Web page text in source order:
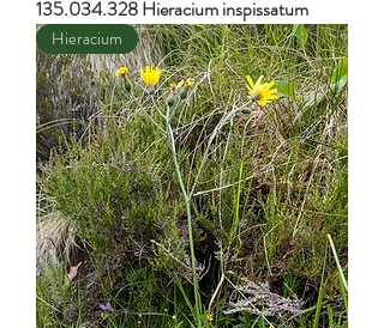
135.034.328 Hieracium inspissatum
Hieracium